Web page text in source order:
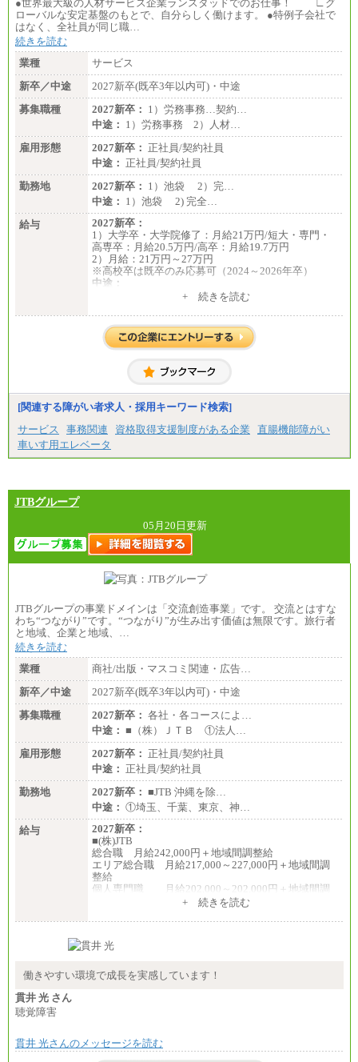
●世界最大級の人材サービス企業ランスタッドでのお仕事！ ∟グ
ローバルな安定基盤のもとで、自分らしく働けます。 ●特例子会社で
はなく、全社員が同じ職…
続きを読む
業種
サービス
新卒／中途
2027新卒(既卒3年以内可)・中途
募集職種
2027新卒： 1）労務事務…契約…
中途： 1）労務事務 2）人材…
雇用形態
2027新卒： 正社員/契約社員
中途： 正社員/契約社員
勤務地
2027新卒： 1）池袋 2）完…
中途： 1）池袋 2) 完全…
給与
2027新卒：
1）大学卒・大学院修了：月給21万円/短大・専門・
高専卒：月給20.5万円/高卒：月給19.7万円
2）月給：21万円～27万円
※高校卒は既卒のみ応募可（2024～2026年卒）
中途：
1）月給：21万円～25万円+ 続きを読む
[関連する障がい者求人・採用キーワード検索]
サービス
事務関連 資格取得支援制度がある企業
直腸機能障がい
車いす用エレベータ
JTBグループ
05月20日更新
JTBグループの事業ドメインは「交流創造事業」です。 交流とはすな
わち“つながり”です。“つながり”が生み出す価値は無限です。旅行者
と地域、企業と地域、…
続きを読む
業種
商社/出版・マスコミ関連・広告…
新卒／中途
2027新卒(既卒3年以内可)・中途
募集職種
2027新卒： 各社・各コースによ…
中途： ■（株）ＪＴＢ ①法人…
雇用形態
2027新卒： 正社員/契約社員
中途： 正社員/契約社員
勤務地
2027新卒： ■JTB 沖縄を除…
中途： ①埼玉、千葉、東京、神…
給与
2027新卒：
■(株)JTB
総合職 月給242,000円＋地域間調整給
エリア総合職 月給217,000～227,000円＋地域間調
整給
個人専門職 月給202,000～202,000円＋地域間調
総合職 月給208,000～235,000円
※詳細はJTBキャリアサイトよりご確認ください。
総合職 月給220,000～230,000円＋地域間調整給
+ 続きを読む
働きやすい環境で成長を実感しています！
貫井 光 さん
聴覚障害
貫井 光さんのメッセージを読む